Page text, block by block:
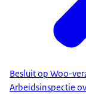
Besluit op Woo-
Arbeidsinspectie